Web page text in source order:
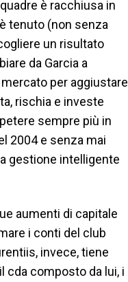
è racchiusa in
tenuto (non senza
un risultato
da Garcia a
per aggiustare
rischia e investe
sempre più in
2004 e senza mai
gestione intelligente
aumenti di capitale
i conti del club
invece, tiene
cda composto da lui, i